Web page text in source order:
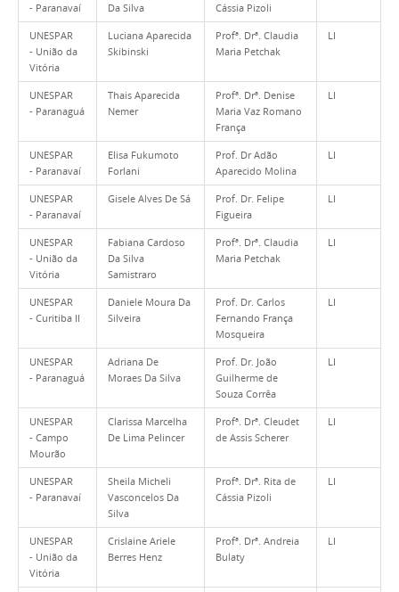
- Paranavaí
Da Silva
Cássia Pizoli
UNESPAR
- União da
Vitória
Luciana Aparecida
Skibinski
Profª. Drª. Claudia
Maria Petchak
LI
UNESPAR
- Paranaguá
Thais Aparecida
Nemer
Profª. Drª. Denise
Maria Vaz Romano
França
LI
UNESPAR
- Paranavaí
Elisa Fukumoto
Forlani
Prof. Dr Adão
Aparecido Molina
LI
UNESPAR
- Paranavaí
Gisele Alves De Sá
Prof. Dr. Felipe
Figueira
LI
UNESPAR
- União da
Vitória
Fabiana Cardoso
Da Silva
Samistraro
Profª. Drª. Claudia
Maria Petchak
LI
UNESPAR
- Curitiba II
Daniele Moura Da
Silveira
Prof. Dr. Carlos
Fernando França
Mosqueira
LI
UNESPAR
- Paranaguá
Adriana De
Moraes Da Silva
Prof. Dr. João
Guilherme de
Souza Corrêa
LI
UNESPAR
- Campo
Mourão
Clarissa Marcelha
De Lima Pelincer
Profª. Drª. Cleudet
de Assis Scherer
LI
UNESPAR
- Paranavaí
Sheila Micheli
Vasconcelos Da
Silva
Profª. Drª. Rita de
Cássia Pizoli
LI
UNESPAR
- União da
Vitória
Crislaine Ariele
Berres Henz
Profª. Drª. Andreia
Bulaty
LI